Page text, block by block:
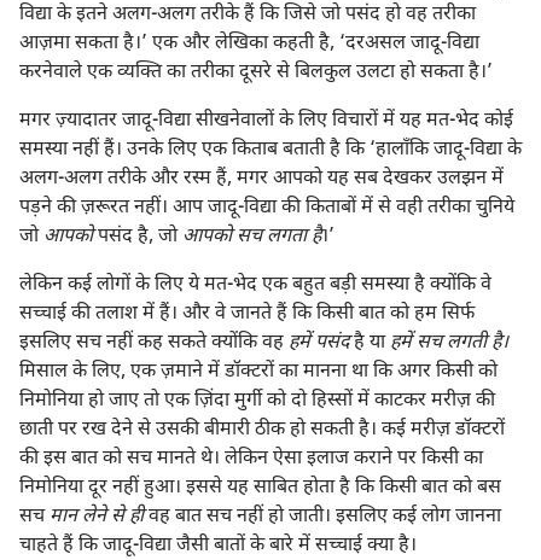
विद्या के इतने अलग-अलग तरीके हैं कि जिसे जो पसंद हो वह तरीका
आज़मा सकता है।’ एक और लेखिका कहती है, ‘दरअसल जादू-विद्या
करनेवाले एक व्यक्‍ति का तरीका दूसरे से बिलकुल उलटा हो सकता है।’
मगर ज़्यादातर जादू-विद्या सीखनेवालों के लिए विचारों में यह मत-भेद कोई
समस्या नहीं हैं। उनके लिए एक किताब बताती है कि ‘हालाँकि जादू-विद्या के
अलग-अलग तरीके और रस्म हैं, मगर आपको यह सब देखकर उलझन में
पड़ने की ज़रूरत नहीं। आप जादू-विद्या की किताबों में से वही तरीका चुनिये
जो आपकोपसंद है, जो आपको सच लगता है।’
लेकिन कई लोगों के लिए ये मत-भेद एक बहुत बड़ी समस्या है क्योंकि वे
सच्चाई की तलाश में हैं। और वे जानते हैं कि किसी बात को हम सिर्फ
इसलिए सच नहीं कह सकते क्योंकि वह हमें पसंदहै याहमें सच लगती है।
मिसाल के लिए, एक ज़माने में डॉक्टरों का मानना था कि अगर किसी को
निमोनिया हो जाए तो एक ज़िंदा मुर्गी को दो हिस्सों में काटकर मरीज़ की
छाती पर रख देने से उसकी बीमारी ठीक हो सकती है। कई मरीज़ डॉक्टरों
की इस बात को सच मानते थे। लेकिन ऐसा इलाज कराने पर किसी का
निमोनिया दूर नहीं हुआ। इससे यह साबित होता है कि किसी बात को बस
सचमान लेने से हीवह बात सच नहीं हो जाती। इसलिए कई लोग जानना
चाहते हैं कि जादू-विद्या जैसी बातों के बारे में सच्चाई क्या है।